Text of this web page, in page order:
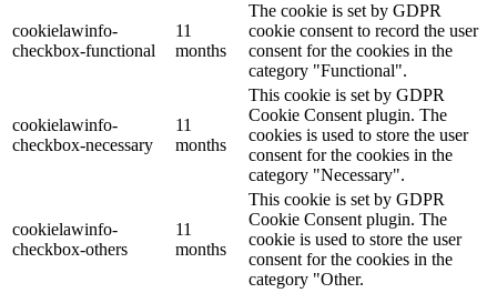
cookielawinfo-
checkbox-functional
11
months
The cookie is set by GDPR
cookie consent to record the user
consent for the cookies in the
category "Functional".
cookielawinfo-
checkbox-necessary
11
months
This cookie is set by GDPR
Cookie Consent plugin. The
cookies is used to store the user
consent for the cookies in the
category "Necessary".
cookielawinfo-
checkbox-others
11
months
This cookie is set by GDPR
Cookie Consent plugin. The
cookie is used to store the user
consent for the cookies in the
category "Other.